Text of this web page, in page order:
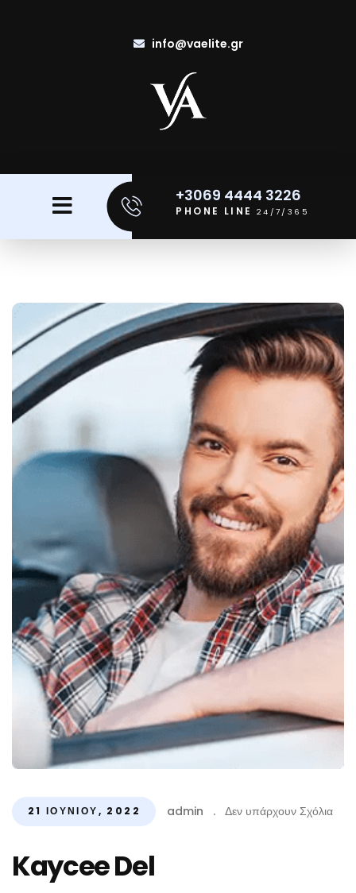
info@vaelite.gr
+3069 4444 3226
PHONE LINE 24/7/365
21 ΙΟΥΝΊΟΥ, 2022 admin . Δεν υπάρχουν Σχόλια
Kaycee Del